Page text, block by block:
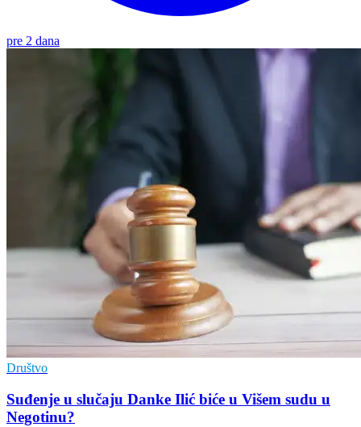
pre 2 dana
Društvo
Suđenje u slučaju Danke Ilić biće u Višem sudu u
Negotinu?